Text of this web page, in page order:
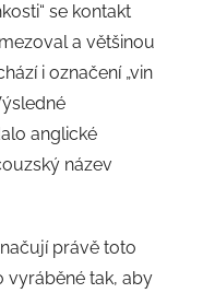
se kontakt
a většinou
i označení „vin
anglické
název
právě toto
vyráběné tak, aby